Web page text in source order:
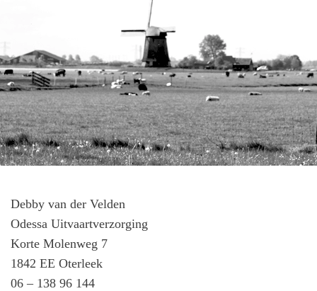
Debby van der Velden
Odessa Uitvaartverzorging
Korte Molenweg 7
1842 EE Oterleek
06 – 138 96 144